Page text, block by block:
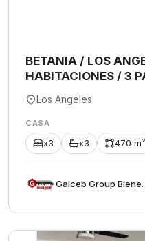
BETANIA / LOS
HABITACIONES / 3
Los Angeles
CASA
x3 x3 470 m²
Galceb